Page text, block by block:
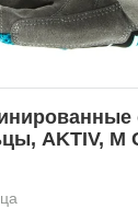
AKTIV, М